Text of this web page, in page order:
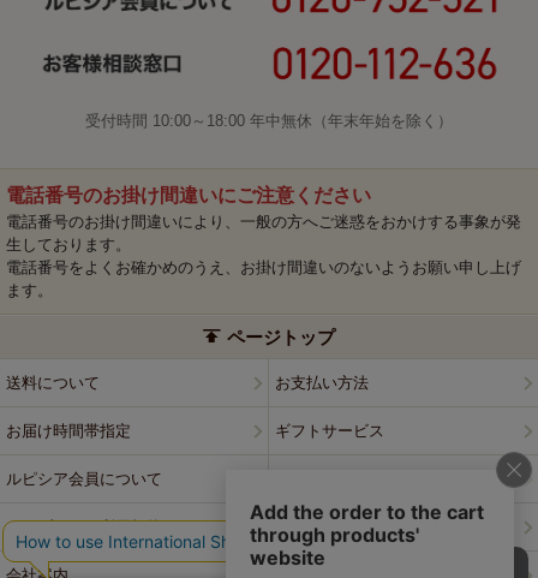
受付時間 10:00～18:00 年中無休（年末年始を除く）
電話番号のお掛け間違いにご注意ください
電話番号のお掛け間違いにより、一般の方へご迷惑をおかけする事象が発
生しております。
電話番号をよくお確かめのうえ、お掛け間違いのないようお願い申し上げ
ます。
ページトップ
送料について お支払い方法
お届け時間帯指定 ギフトサービス
ルピシア会員について
ウェブサイト利用規約 特定商取引法に基づく表記